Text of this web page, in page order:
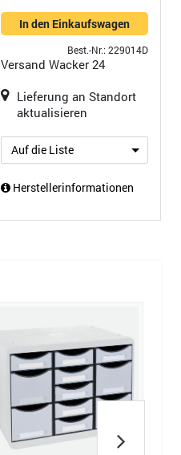
In den Einkaufswagen
Best.-Nr.: 229014D
Versand Wacker 24
Lieferung an Standort
aktualisieren
Auf die Liste
Herstellerinformationen